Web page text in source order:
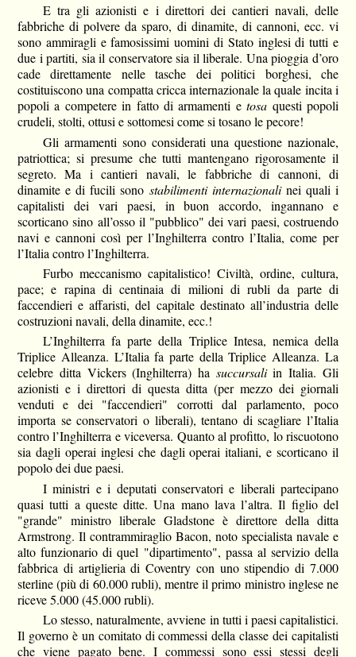
E tra gli azionisti e i direttori dei cantieri navali, delle
fabbriche di polvere da sparo, di dinamite, di cannoni, ecc. vi
sono ammiragli e famosissimi uomini di Stato inglesi di tutti e
due i partiti, sia il conservatore sia il liberale. Una pioggia d’oro
cade direttamente nelle tasche dei politici borghesi, che
costituiscono una compatta cricca internazionale la quale incita i
popoli a competere in fatto di armamenti etosa questi popoli
crudeli, stolti, ottusi e sottomesi come si tosano le pecore!
Gli armamenti sono considerati una questione nazionale,
patriottica; si presume che tutti mantengano rigorosamente il
segreto. Ma i cantieri navali, le fabbriche di cannoni, di
dinamite e di fucili sono stabilimenti internazionali nei quali i
capitalisti dei vari paesi, in buon accordo, ingannano e
scorticano sino all’osso il "pubblico" dei vari paesi, costruendo
navi e cannoni così per l’Inghilterra contro l’Italia, come per
l’Italia contro l’Inghilterra.
Furbo meccanismo capitalistico! Civiltà, ordine, cultura,
pace; e rapina di centinaia di milioni di rubli da parte di
faccendieri e affaristi, del capitale destinato all’industria delle
costruzioni navali, della dinamite, ecc.!
L’Inghilterra fa parte della Triplice Intesa, nemica della
Triplice Alleanza. L’Italia fa parte della Triplice Alleanza. La
celebre ditta Vickers (Inghilterra) ha succursaliin Italia. Gli
azionisti e i direttori di questa ditta (per mezzo dei giornali
venduti e dei "faccendieri" corrotti dal parlamento, poco
importa se conservatori o liberali), tentano di scagliare l’Italia
contro l’Inghilterra e viceversa. Quanto al profitto, lo riscuotono
sia dagli operai inglesi che dagli operai italiani, e scorticano il
popolo dei due paesi.
I ministri e i deputati conservatori e liberali partecipano
quasi tutti a queste ditte. Una mano lava l’altra. Il figlio del
"grande" ministro liberale Gladstone è direttore della ditta
Armstrong. Il contrammiraglio Bacon, noto specialista navale e
alto funzionario di quel "dipartimento", passa al servizio della
fabbrica di artiglieria di Coventry con uno stipendio di 7.000
sterline (più di 60.000 rubli), mentre il primo ministro inglese ne
riceve 5.000 (45.000 rubli).
Lo stesso, naturalmente, avviene in tutti i paesi capitalistici.
Il governo è un comitato di commessi della classe dei capitalisti
che viene pagato bene. I commessi sono essi stessi degli